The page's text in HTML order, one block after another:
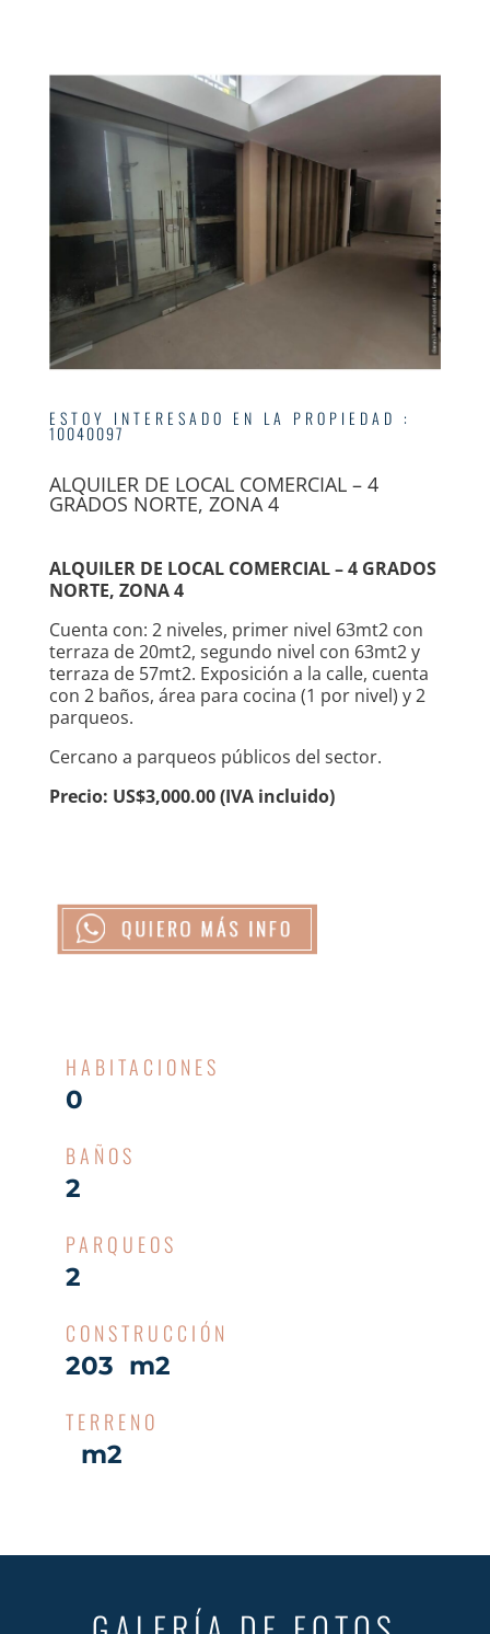
ESTOY INTERESADO EN LA PROPIEDAD :
10040097
ALQUILER DE LOCAL COMERCIAL – 4
GRADOS NORTE, ZONA 4
ALQUILER DE LOCAL COMERCIAL – 4 GRADOS
NORTE, ZONA 4
Cuenta con: 2 niveles, primer nivel 63mt2 con
terraza de 20mt2, segundo nivel con 63mt2 y
terraza de 57mt2. Exposición a la calle, cuenta
con 2 baños, área para cocina (1 por nivel) y 2
parqueos.
Cercano a parqueos públicos del sector.
Precio: US$3,000.00 (IVA incluido)
HABITACIONES
0
BAÑOS
2
PARQUEOS
2
CONSTRUCCIÓN
203 m2
TERRENO
m2